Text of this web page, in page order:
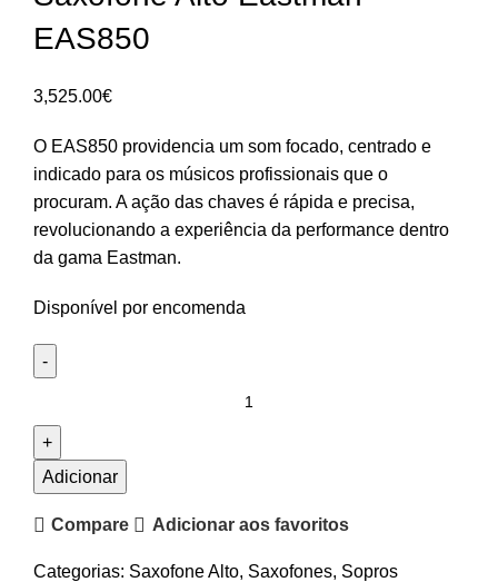
EAS850
3,525.00€
O EAS850 providencia um som focado, centrado e
indicado para os músicos profissionais que o
procuram. A ação das chaves é rápida e precisa,
revolucionando a experiência da performance dentro
da gama Eastman.
Disponível por encomenda
Saxofone
Alto
EAS850
Adicionar
Compare Adicionar aos favoritos
Categorias: Saxofone Alto, Saxofones, Sopros